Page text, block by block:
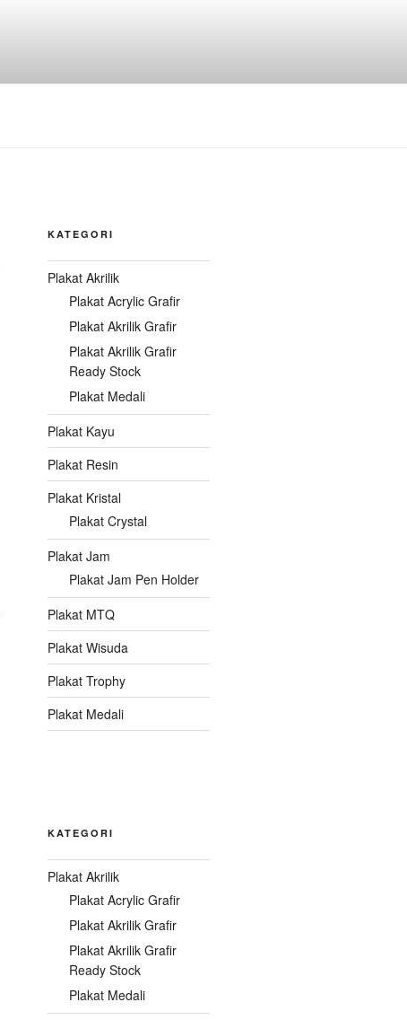
KATEGORI
Plakat Akrilik
Plakat Acrylic Grafir
Plakat Akrilik Grafir
Plakat Akrilik Grafir
Ready Stock
Plakat Medali
Plakat Kayu
Plakat Resin
Plakat Kristal
Plakat Crystal
Plakat Jam
Plakat Jam Pen Holder
Plakat MTQ
Plakat Wisuda
Plakat Trophy
Plakat Medali
KATEGORI
Plakat Akrilik
Plakat Acrylic Grafir
Plakat Akrilik Grafir
Plakat Akrilik Grafir
Ready Stock
Plakat Medali